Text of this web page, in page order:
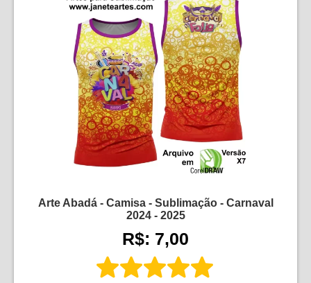
Arte Abadá - Camisa - Sublimação - Carnaval
2024 - 2025
R$: 7,00